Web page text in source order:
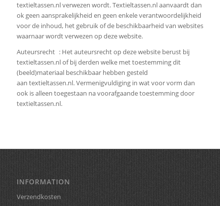
textieltassen.nl verwezen wordt. Textieltassen.nl aanvaardt dan
ok geen aansprakelijkheid en geen enkele verantwoordelijkheid
voor de inhoud, het gebruik of de beschikbaarheid van websites
waarnaar wordt verwezen op deze website.
Auteursrecht : Het auteursrecht op deze website berust bij
textieltassen.nl of bij derden welke met toestemming dit
(beeld)materiaal beschikbaar hebben gesteld
aan textieltassen.nl. Vermenigvuldiging in wat voor vorm dan
ook is alleen toegestaan na voorafgaande toestemming door
textieltassen.nl.
INFORMATION
Verzendkosten